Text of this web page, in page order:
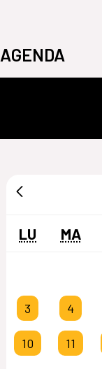
AGENDA
LU MA
3 4
10 11